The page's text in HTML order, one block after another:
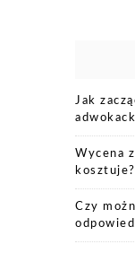
Jak
Wycena
kosztuje?
Czy